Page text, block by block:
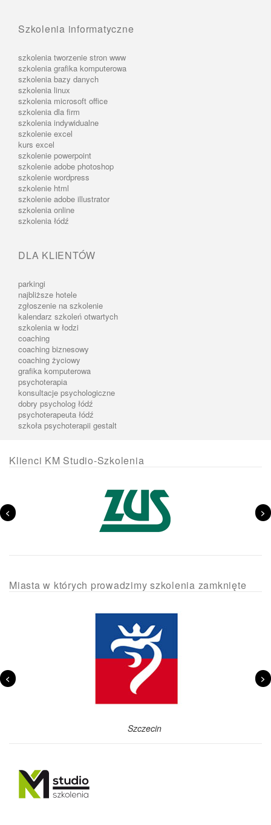
Szkolenia informatyczne
szkolenia tworzenie stron www
szkolenia grafika komputerowa
szkolenia bazy danych
szkolenia linux
szkolenia microsoft office
szkolenia dla firm
szkolenia indywidualne
szkolenie excel
kurs excel
szkolenie powerpoint
szkolenie adobe photoshop
szkolenie wordpress
szkolenie html
szkolenie adobe illustrator
szkolenia online
szkolenia łódź
DLA KLIENTÓW
parkingi
najbliższe hotele
zgłoszenie na szkolenie
kalendarz szkoleń otwartych
szkolenia w łodzi
coaching
coaching biznesowy
coaching życiowy
grafika komputerowa
psychoterapia
konsultacje psychologiczne
dobry psycholog łódź
psychoterapeuta łódź
szkoła psychoterapii gestalt
Klienci KM Studio-Szkolenia
< >
Miasta w których prowadzimy szkolenia zamknięte
Szczecin
< >